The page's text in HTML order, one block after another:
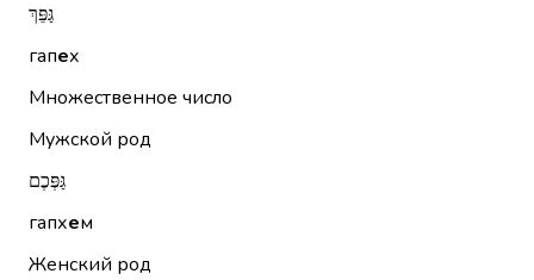
גַּפֵּךְ
гапех
Множественное число
Мужской род
גַּפְּכֶם
гапхем
Женский род